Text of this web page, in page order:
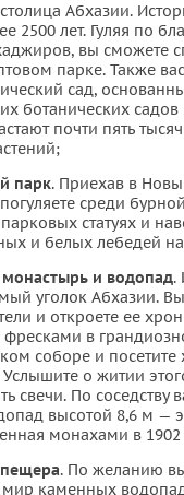
Абхазии.
2500 лет. Гуляя по
вы сможете
парке. Также
сад,
ботанических садов
почти пять
парк. Приехав в
среди
статуях и
и белых лебедей
и водопад.
уголок Абхазии.
и откроете ее
фресками в
соборе и
Услышите о житии
свечи. По соседству
высотой 8,6 м —
монахами в 1902
. По желанию
мир каменных